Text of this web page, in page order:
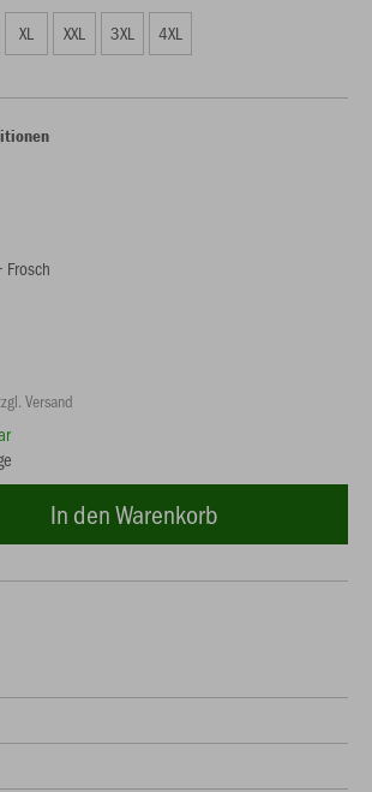
XL XXL 3XL 4XL
Frosch
Versand
In den Warenkorb